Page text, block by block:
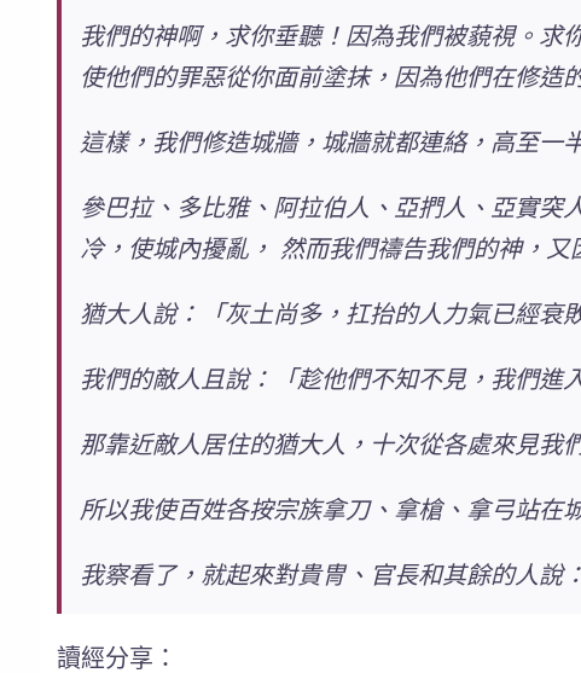
我們的神啊，求你垂聽！因為我們被藐視。求
使他們的罪惡從你面前塗抹，因為他們在修造
這樣，我們修造城牆，城牆就都連絡，高至一
參巴拉、多比雅、阿拉伯人、亞捫人、亞實突
冷，使城內擾亂， 然而我們禱告我們的神，
猶大人說：「灰土尚多，扛抬的人力氣已經衰
我們的敵人且說：「趁他們不知不見，我們進
那靠近敵人居住的猶大人，十次從各處來見我
所以我使百姓各按宗族拿刀、拿槍、拿弓站在
我察看了，就起來對貴冑、官長和其餘的人說
讀經分享：